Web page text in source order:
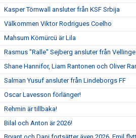
Kasper Törnwall ansluter från KSF Srbija
Välkommen Viktor Rodrigues Coelho
Mahsum Kömürcü är Lila
Rasmus "Ralle" Sejberg ansluter från Vellinge
Shane Hannifor, Liam Rantonen och Oliver
Salman Yusuf ansluter från Lindeborgs FF
Oscar Lavesson förlänger!
Rehmin är tillbaka!
Bilal och Anton är 2026!